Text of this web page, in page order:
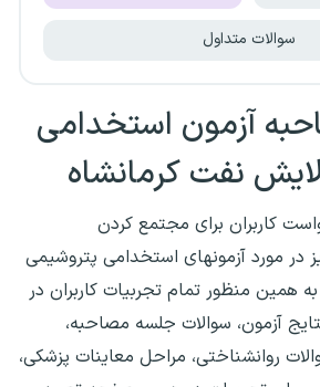
سوالات متداول
آزمون استخدامی
نفت کرمانشاه
کاربران برای مجتمع کردن
در مورد آزمونهای استخدامی پتروشیمی
منظور تمام تجربیات کاربران در
آزمون، سوالات جلسه مصاحبه،
روانشناختی، مراحل معاینات پزشکی،